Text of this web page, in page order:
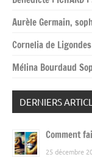
Aurèle Germain,
Cornelia de
Mélina Bourdaud
DERNIERS
Comment
25 décembre